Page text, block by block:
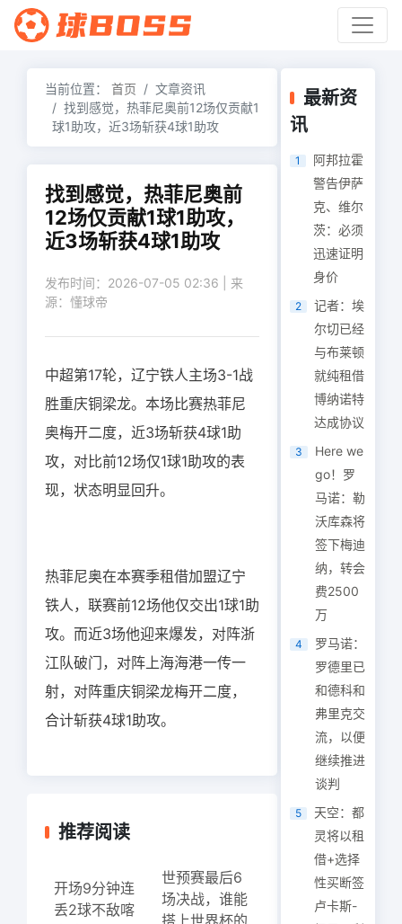
当前位置： 首页
文章资讯
找到感觉，热菲尼奥前12场仅贡献1
球1助攻，近3场斩获4球1助攻
找到感觉，热菲尼奥前
12场仅贡献1球1助攻，
近3场斩获4球1助攻
发布时间：2026-07-05 02:36 | 来
源：懂球帝
中超第17轮，辽宁铁人主场3-1战
胜重庆铜梁龙。本场比赛热菲尼
奥梅开二度，近3场斩获4球1助
攻，对比前12场仅1球1助攻的表
现，状态明显回升。
热菲尼奥在本赛季租借加盟辽宁
铁人，联赛前12场他仅交出1球1助
攻。而近3场他迎来爆发，对阵浙
江队破门，对阵上海海港一传一
射，对阵重庆铜梁龙梅开二度，
合计斩获4球1助攻。
推荐阅读
开场9分钟连
丢2球不敌喀
世预赛最后6
场决战，谁能
搭上世界杯的
最新资
讯
1
阿邦拉霍
警告伊萨
克、维尔
茨：必须
迅速证明
身价
2
记者：埃
尔切已经
与布莱顿
就纯租借
博纳诺特
达成协议
3
Here we
go！罗
马诺：勒
沃库森将
签下梅迪
纳，转会
费2500
万
4
罗马诺：
罗德里已
和德科和
弗里克交
流，以便
继续推进
谈判
5
天空：都
灵将以租
借+选择
性买断签
卢卡斯-